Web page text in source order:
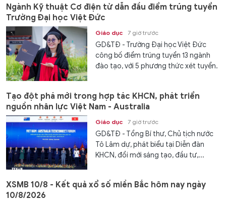
Ngành Kỹ thuật Cơ điện tử dẫn đầu điểm trúng tuyển
Trường Đại học Việt Đức
Giáo dục 7 giờ trước
GD&TĐ - Trường Đại học Việt Đức
công bố điểm trúng tuyển 13 ngành
đào tạo, với 5 phương thức xét tuyển.
Tạo đột phá mới trong hợp tác KHCN, phát triển
nguồn nhân lực Việt Nam - Australia
Giáo dục 7 giờ trước
GD&TĐ - Tổng Bí thư, Chủ tịch nước
Tô Lâm dự, phát biểu tại Diễn đàn
KHCN, đổi mới sáng tạo, đầu tư,...
XSMB 10/8 - Kết quả xổ số miền Bắc hôm nay ngày
10/8/2026